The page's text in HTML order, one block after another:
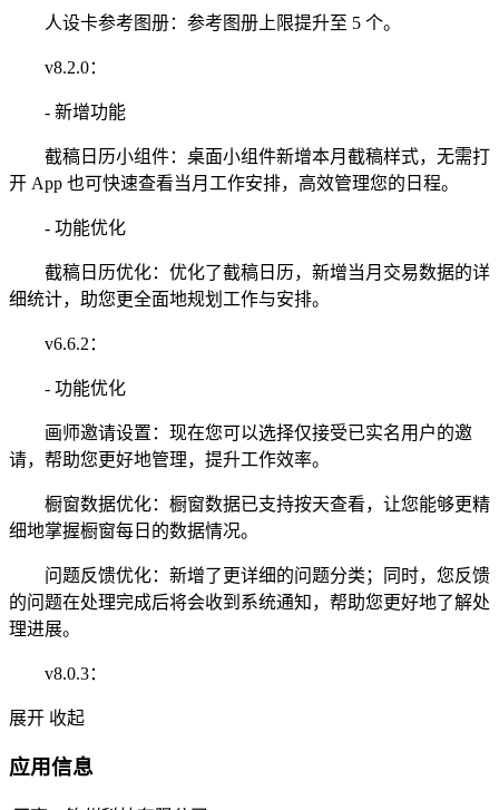
人设卡参考图册：参考图册上限提升至 5 个。
v8.2.0：
- 新增功能
截稿日历小组件：桌面小组件新增本月截稿样式，无需打
开 App 也可快速查看当月工作安排，高效管理您的日程。
- 功能优化
截稿日历优化：优化了截稿日历，新增当月交易数据的详
细统计，助您更全面地规划工作与安排。
v6.6.2：
- 功能优化
画师邀请设置：现在您可以选择仅接受已实名用户的邀
请，帮助您更好地管理，提升工作效率。
橱窗数据优化：橱窗数据已支持按天查看，让您能够更精
细地掌握橱窗每日的数据情况。
问题反馈优化：新增了更详细的问题分类；同时，您反馈
的问题在处理完成后将会收到系统通知，帮助您更好地了解处
理进展。
v8.0.3：
展开 收起
应用信息